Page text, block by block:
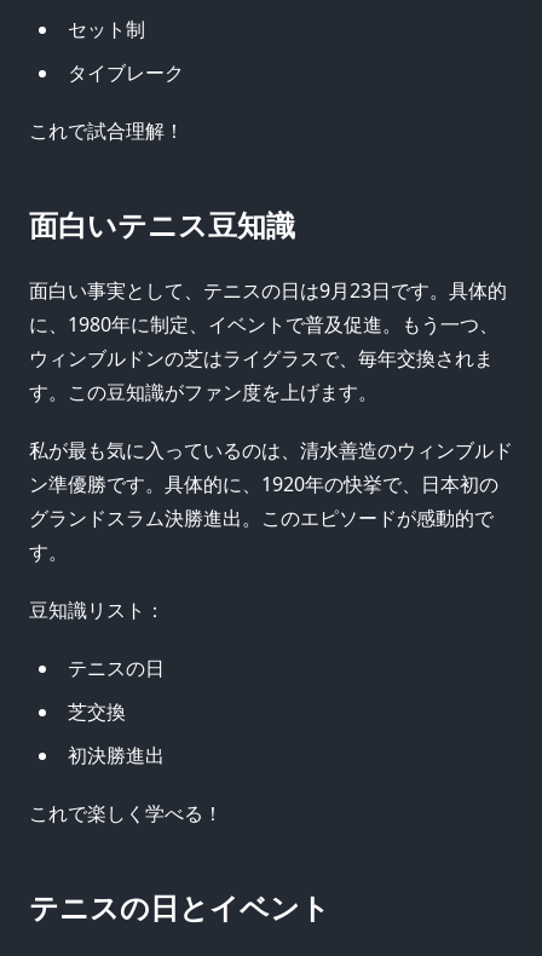
セット制
タイブレーク
これで試合理解！
面白いテニス豆知識
面白い事実として、テニスの日は9月23日です。具体的
に、1980年に制定、イベントで普及促進。もう一つ、
ウィンブルドンの芝はライグラスで、毎年交換されま
す。この豆知識がファン度を上げます。
私が最も気に入っているのは、清水善造のウィンブルド
ン準優勝です。具体的に、1920年の快挙で、日本初の
グランドスラム決勝進出。このエピソードが感動的で
す。
豆知識リスト：
テニスの日
芝交換
初決勝進出
これで楽しく学べる！
テニスの日とイベント